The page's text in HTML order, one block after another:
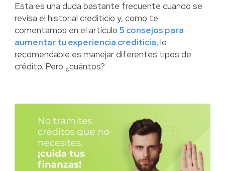
Esta es una duda bastante frecuente cuando se
revisa el historial crediticio y, como te
comentamos en el artículo 5 consejos para
aumentar tu experiencia crediticia, lo
recomendable es manejar diferentes tipos de
crédito. Pero ¿cuántos?